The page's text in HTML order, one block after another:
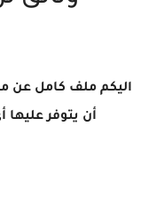
اليكم ملف كامل عن
أن يتوفر